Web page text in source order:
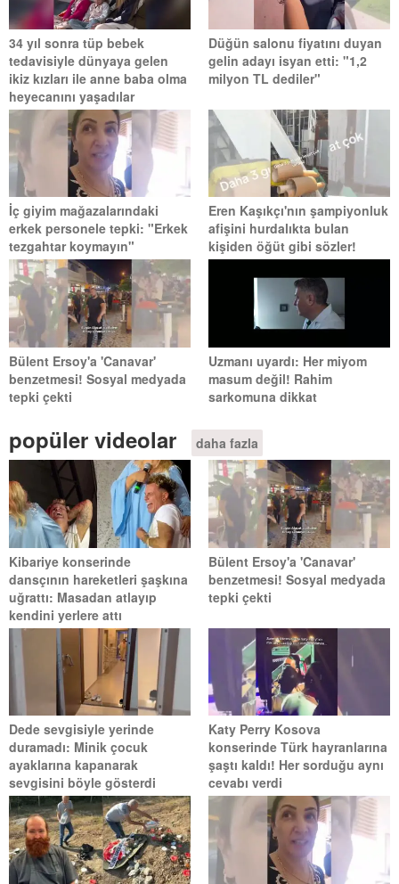
34 yıl sonra tüp bebek
tedavisiyle dünyaya gelen
ikiz kızları ile anne baba olma
heyecanını yaşadılar
Düğün salonu fiyatını duyan
gelin adayı isyan etti: "1,2
milyon TL dediler"
İç giyim mağazalarındaki
erkek personele tepki: "Erkek
tezgahtar koymayın"
Eren Kaşıkçı'nın şampiyonluk
afişini hurdalıkta bulan
kişiden öğüt gibi sözler!
Bülent Ersoy'a 'Canavar'
benzetmesi! Sosyal medyada
tepki çekti
Uzmanı uyardı: Her miyom
masum değil! Rahim
sarkomuna dikkat
popüler videolar daha fazla
Kibariye konserinde
dansçının hareketleri şaşkına
uğrattı: Masadan atlayıp
kendini yerlere attı
Bülent Ersoy'a 'Canavar'
benzetmesi! Sosyal medyada
tepki çekti
Dede sevgisiyle yerinde
duramadı: Minik çocuk
ayaklarına kapanarak
sevgisini böyle gösterdi
Katy Perry Kosova
konserinde Türk hayranlarına
şaştı kaldı! Her sorduğu aynı
cevabı verdi